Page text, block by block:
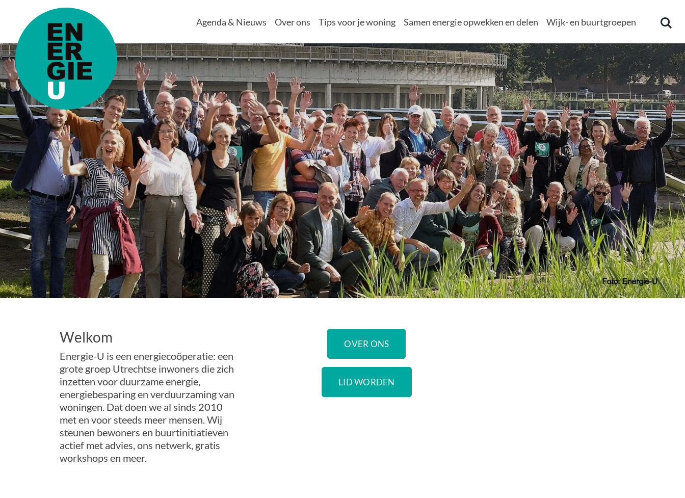
Agenda & Nieuws Over ons Tips voor je woning Samen energie opwekken en delen Wijk- en buurtgroepen
Welkom
Energie-U is een energiecoöperatie: een
grote groep Utrechtse inwoners die zich
inzetten voor duurzame energie,
energiebesparing en verduurzaming van
woningen. Dat doen we al sinds 2010
met en voor steeds meer mensen. Wij
steunen bewoners en buurtinitiatieven
actief met advies, ons netwerk, gratis
workshops en meer.
OVER ONS
LID WORDEN